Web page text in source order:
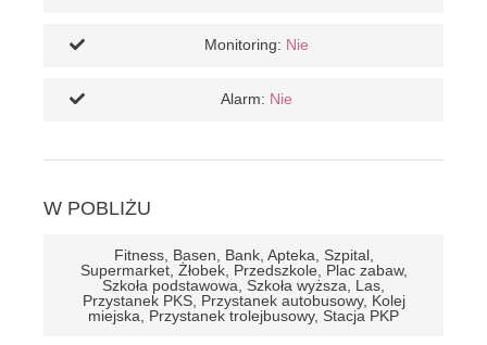
Monitoring: Nie
Alarm: Nie
W POBLIŻU
Fitness, Basen, Bank, Apteka, Szpital,
Supermarket, Żłobek, Przedszkole, Plac zabaw,
Szkoła podstawowa, Szkoła wyższa, Las,
Przystanek PKS, Przystanek autobusowy, Kolej
miejska, Przystanek trolejbusowy, Stacja PKP